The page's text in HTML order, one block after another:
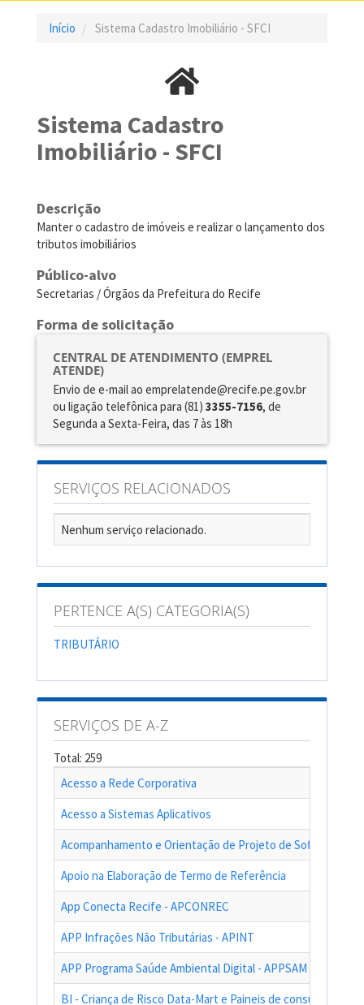
Início Sistema Cadastro Imobiliário - SFCI
Sistema Cadastro
Imobiliário - SFCI
Descrição
Manter o cadastro de imóveis e realizar o lançamento dos
tributos imobiliários
Público-alvo
Secretarias / Órgãos da Prefeitura do Recife
Forma de solicitação
CENTRAL DE ATENDIMENTO (EMPREL
ATENDE)
Envio de e-mail ao emprelatende@recife.pe.gov.br
ou ligação telefônica para (81) 3355-7156, de
Segunda a Sexta-Feira, das 7 às 18h
SERVIÇOS RELACIONADOS
Nenhum serviço relacionado.
PERTENCE A(S) CATEGORIA(S)
TRIBUTÁRIO
SERVIÇOS DE A-Z
Total: 259
Acesso a Rede Corporativa
Acesso a Sistemas Aplicativos
Acompanhamento e Orientação de Projeto de Software
Apoio na Elaboração de Termo de Referência
App Conecta Recife - APCONREC
APP Infrações Não Tributárias - APINT
APP Programa Saúde Ambiental Digital - APPSAM
BI - Criança de Risco Data-Mart e Paineis de consultas das